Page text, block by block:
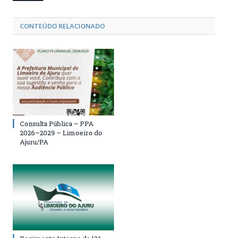
CONTEÚDO RELACIONADO
Consulta Pública – PPA
2026–2029 – Limoeiro do
Ajuru/PA